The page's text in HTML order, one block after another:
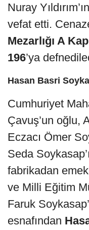
Nuray
vefat etti.
Mezarlığı A
196’ya
Hasan Basri
Cumhuriyet
Çavuş’un oğlu,
Eczacı Ömer
Seda
fabrikadan
ve Milli Eğitim
Faruk
esnafından